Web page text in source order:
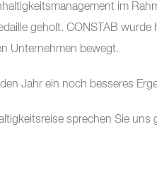
im
geholt. CONSTAB
Unternehmen bewegt.
Jahr ein noch besseres
sprechen Sie uns